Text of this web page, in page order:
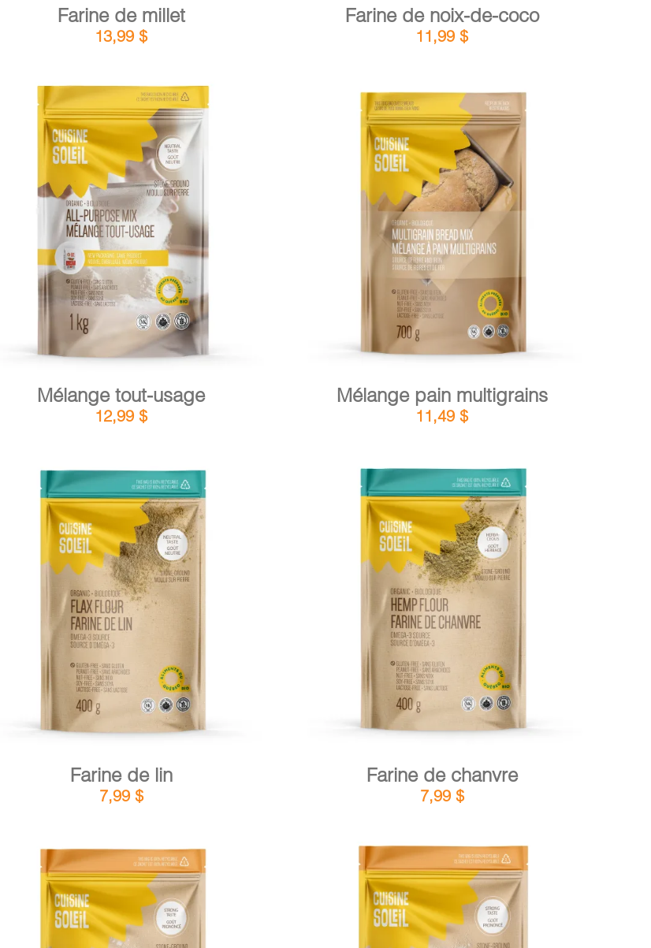
Farine de millet
13,99$
Farine de noix-de-coco
11,99$
AJOUTER AU PANIER / DÉTAILS
Mélange tout-usage
12,99$
AJOUTER AU PANIER / DÉTAILS
Mélange pain multigrains
11,49$
AJOUTER AU PANIER /
Farine de lin
7,99 $
AJOUTER AU PANIER
Farine de chanvre
7,99 $